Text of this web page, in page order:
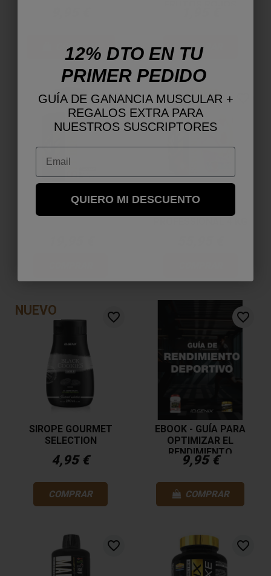
COMPRAR COMPRAR
favorite_border
NUEVO favorite_border
SIROPE GOURMET
SELECTION
4,95 €
COMPRAR
favorite_border
EBOOK - GUÍA PARA
OPTIMIZAR EL
RENDIMIENTO
DEPORTIVO
9,95 €
COMPRAR
favorite_border favorite_border
12% DTO EN TU
PRIMER PEDIDO
GUÍA DE GANANCIA MUSCULAR +
REGALOS EXTRA PARA
NUESTROS SUSCRIPTORES
Email
QUIERO MI DESCUENTO